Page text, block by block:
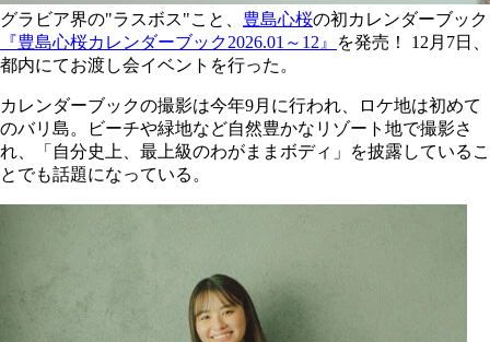
グラビア界の"ラスボス"こと、 豊島心桜の初カレンダーブック
『豊島心桜カレンダーブック2026.01～12』
を発売！ 12月7日、
都内にてお渡し会イベントを行った。
カレンダーブックの撮影は今年9月に行われ、ロケ地は初めて
のバリ島。ビーチや緑地など自然豊かなリゾート地で撮影さ
れ、「自分史上、最上級のわがままボディ」を披露しているこ
とでも話題になっている。